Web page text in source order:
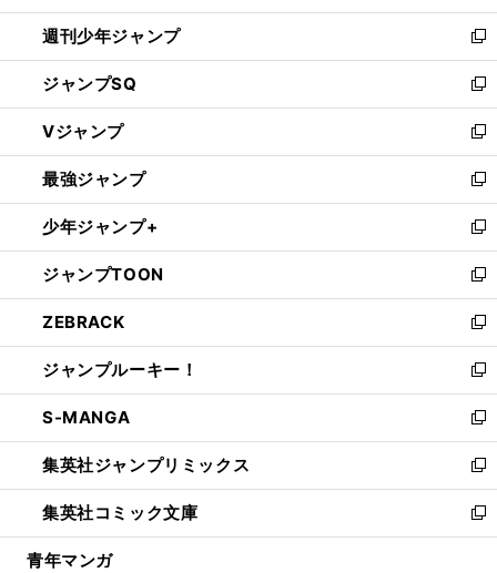
開
く
週刊少年ジャンプ
新
し
い
ウ
ィ
ン
ド
ウ
で
開
く
ジャンプSQ
新
し
い
ウ
ィ
ン
ド
ウ
で
開
く
Vジャンプ
新
し
い
ウ
ィ
ン
ド
ウ
で
開
く
最強ジャンプ
新
し
い
ウ
ィ
ン
ド
ウ
で
開
く
少年ジャンプ+
新
し
い
ウ
ィ
ン
ド
ウ
で
開
く
ジャンプTOON
新
し
い
ウ
ィ
ン
ド
ウ
で
開
く
ZEBRACK
新
し
い
ウ
ィ
ン
ド
ウ
で
開
ジャンプルーキー！
新
し
い
ウ
ィ
ン
ド
ウ
S-MANGA
新
し
い
ウ
ィ
ン
集英社ジャンプリミックス
新
し
い
ウ
集英社コミック文庫
新
し
青年マンガ